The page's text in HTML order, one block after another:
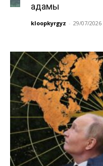
адамы
kloopkyrgyz - 29/07/2026